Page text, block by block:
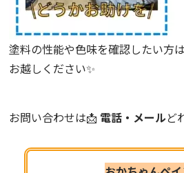
塗料の性能や色味を確認したい方
お越しください✨
お問い合わせは📩 電話・メールど